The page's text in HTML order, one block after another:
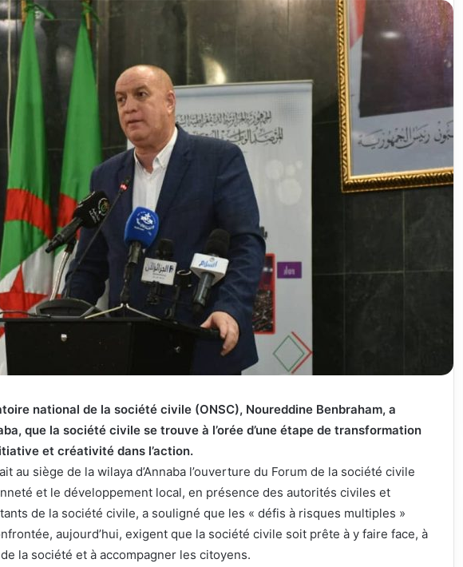
national de la société civile (ONSC), Noureddine Benbraham, a
que la société civile se trouve à l’orée d’une étape de transformation
et créativité dans l’action.
au siège de la wilaya d’Annaba l’ouverture du Forum de la société civile
et le développement local, en présence des autorités civiles et
de la société civile, a souligné que les « défis à risques multiples »
aujourd’hui, exigent que la société civile soit prête à y faire face, à
la société et à accompagner les citoyens.